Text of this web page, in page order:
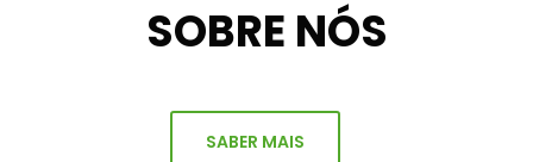
SOBRE NÓS
SABER MAIS